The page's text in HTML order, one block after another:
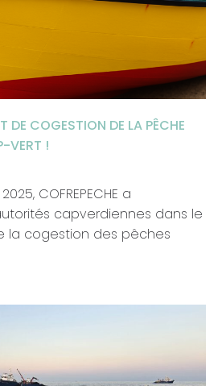
DE COGESTION DE LA PÊCHE
VERT !
COFREPECHE a
capverdiennes dans le
la cogestion des pêches